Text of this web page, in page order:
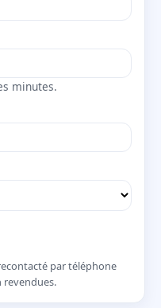
minutes.
par téléphone
revendues.